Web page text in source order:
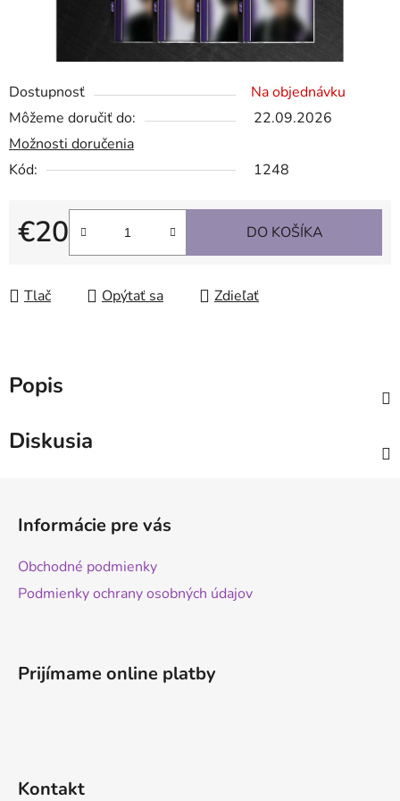
Dostupnosť
Na objednávku
Môžeme doručiť do:
22.09.2026
Možnosti doručenia
Kód:
1248
€20
Jednotková cena:
DO KOŠÍKA
Tlač Opýtať sa Zdieľať
Popis
Diskusia
Informácie pre vás
Obchodné podmienky
Podmienky ochrany osobných údajov
Prijímame online platby
Kontakt